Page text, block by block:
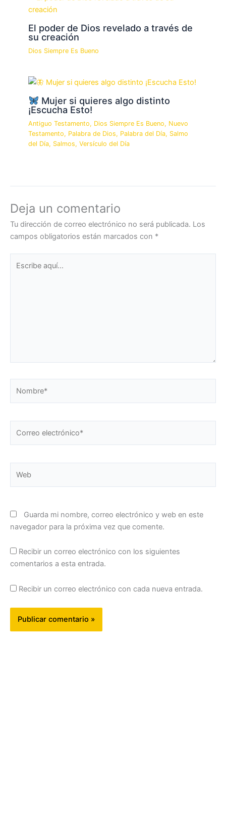
El poder de Dios revelado a través de
su creación
Dios Siempre Es Bueno
Mujer si quieres algo distinto
¡Escucha Esto!
Antiguo Testamento, Dios Siempre Es Bueno, Nuevo
Testamento, Palabra de Dios, Palabra del Día, Salmo
del Día, Salmos,Versículo del Día
Deja un comentario
Tu dirección de correo electrónico no será publicada. Los
campos obligatorios están marcados con *
aquí...
electrónico*
Guarda mi nombre, correo electrónico y web en este
navegador para la próxima vez que comente.
Recibir un correo electrónico con los siguientes
comentarios a esta entrada.
Recibir un correo electrónico con cada nueva entrada.